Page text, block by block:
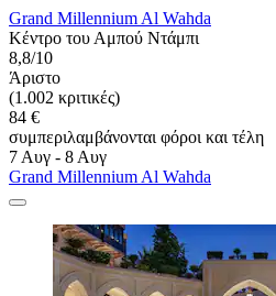
Grand Millennium Al Wahda
Κέντρο του Αμπού Ντάμπι
8,8/10
Άριστο
(1.002 κριτικές)
84 €
συμπεριλαμβάνονται φόροι και τέλη
7 Αυγ - 8 Αυγ
Grand Millennium Al Wahda